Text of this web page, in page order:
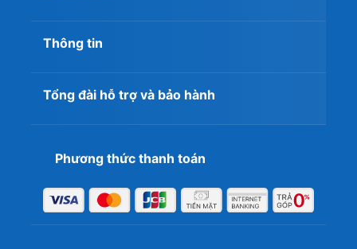
Thông tin
Tổng đài hỗ trợ và bảo hành
Phương thức thanh toán